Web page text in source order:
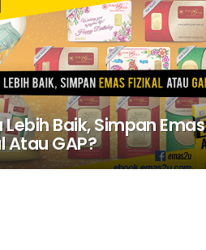
Lebih Baik, Simpan Emas
Atau GAP?